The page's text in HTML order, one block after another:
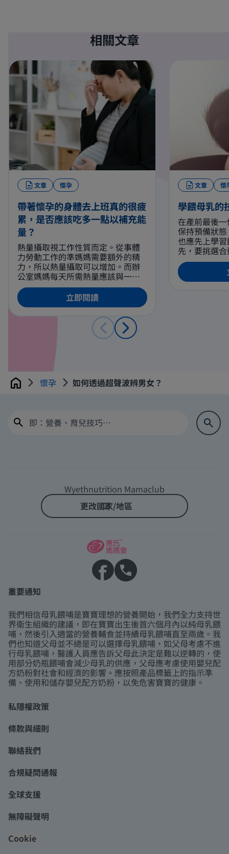
相關文章
文章 懷孕
帶著懷孕的身體去上班真的很疲
累，是否應該吃多一點以補充能
量？
熱量攝取視工作性質而定。從事體
力勞動工作的準媽媽需要額外的精
力，所以熱量攝取可以增加。而辦
公室媽媽每天所需熱量應該與一般
孕婦無異。如果吃的分量多了，但
活動量卻不如以往，或會有過胖的
風險，過胖會增加患上妊娠糖尿的
風險。
立即閱讀
文章 懷
學餵母乳的
在產前最後
保持預備狀
也應先上學
先，要挑選
乳房。 餵母
要用手或枕
吃奶。同時
Home 懷孕 如何透過超聲波辨男女？
Wyethnutrition Mamaclub
更改國家/地區
重要通知
我們相信母乳餵哺是寶寶理想的營養開始，我們全力支持世
界衛生組織的建議，即在寶寶出生後首六個月內以純母乳餵
哺，然後引入適當的營養輔食並持續母乳餵哺直至兩歲。我
們也知道父母並不總是可以選擇母乳餵哺，如父母考慮不進
行母乳餵哺，醫護人員應告訴父母此決定是難以逆轉的，使
用部分奶瓶餵哺會減少母乳的供應，父母應考慮使用嬰兒配
方奶粉對社會和經濟的影響。應按照產品標籤上的指示準
備、使用和儲存嬰兒配方奶粉，以免危害寶寶的健康。
私隱權政策
條款與細則
聯絡我們
合規疑問通報
全球支援
無障礙聲明
Cookie